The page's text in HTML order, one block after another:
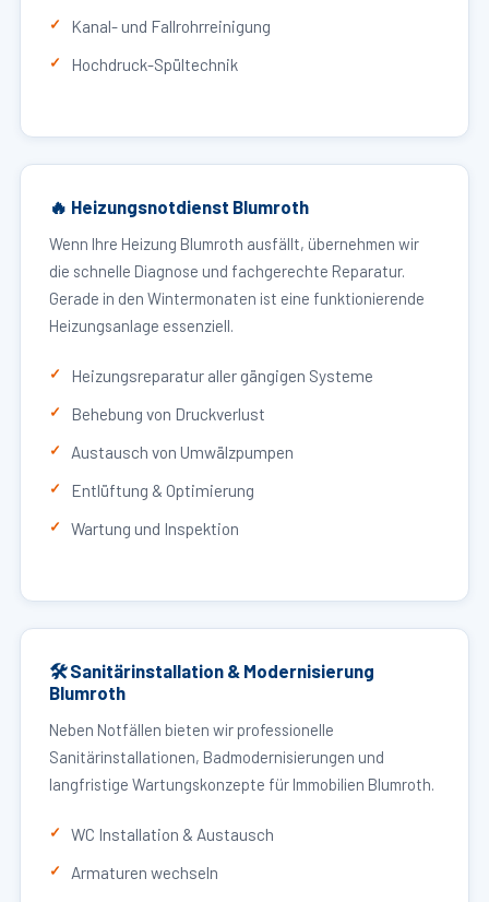
Kanal- und Fallrohrreinigung
Hochdruck-Spültechnik
🔥 Heizungsnotdienst Blumroth
Wenn Ihre Heizung Blumroth ausfällt, übernehmen wir
die schnelle Diagnose und fachgerechte Reparatur.
Gerade in den Wintermonaten ist eine funktionierende
Heizungsanlage essenziell.
Heizungsreparatur aller gängigen Systeme
Behebung von Druckverlust
Austausch von Umwälzpumpen
Entlüftung & Optimierung
Wartung und Inspektion
🛠 Sanitärinstallation & Modernisierung
Blumroth
Neben Notfällen bieten wir professionelle
Sanitärinstallationen, Badmodernisierungen und
langfristige Wartungskonzepte für Immobilien Blumroth.
WC Installation & Austausch
Armaturen wechseln